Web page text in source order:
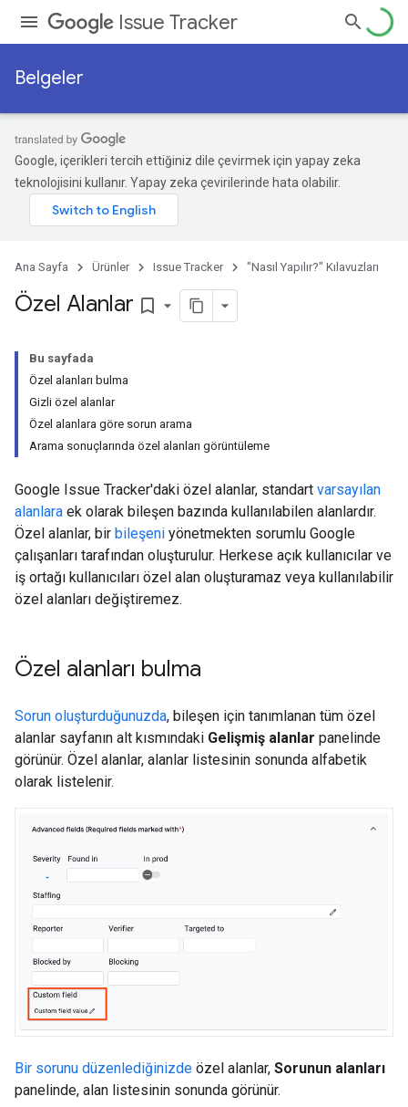
Issue Tracker
Belgeler
Google, içerikleri tercih ettiğiniz dile çevirmek için yapay zeka
teknolojisini kullanır. Yapay zeka çevirilerinde hata olabilir.
Ana Sayfa Ürünler Issue Tracker "Nasıl Yapılır?" Kılavuzları
Özel Alanlar bookmark_border
Bu sayfada
Özel alanları bulma
Gizli özel alanlar
Özel alanlara göre sorun arama
Arama sonuçlarında özel alanları görüntüleme
Google Issue Tracker'daki özel alanlar, standart varsayılan
alanlara ek olarak bileşen bazında kullanılabilen alanlardır.
Özel alanlar, bir bileşeni yönetmekten sorumlu Google
çalışanları tarafından oluşturulur. Herkese açık kullanıcılar ve
iş ortağı kullanıcıları özel alan oluşturamaz veya kullanılabilir
özel alanları değiştiremez.
Özel alanları bulma
Sorun oluşturduğunuzda, bileşen için tanımlanan tüm özel
alanlar sayfanın alt kısmındaki Gelişmiş alanlar panelinde
görünür. Özel alanlar, alanlar listesinin sonunda alfabetik
olarak listelenir.
Bir sorunu düzenlediğinizde özel alanlar, Sorunun alanları
panelinde, alan listesinin sonunda görünür.